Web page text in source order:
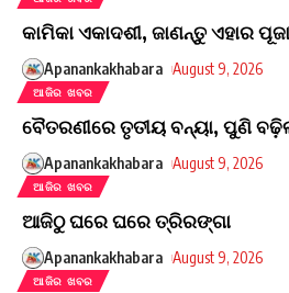
କାମିକା ଏକାଦଶୀ, ଜାଣନ୍ତୁ ଏହାର
Apanankakhabara August 9, 2026
ଆଜିର ଖବର
ବୈତରଣୀରେ ତୃତୀୟ ବନ୍ୟା, ପୁଣି
Apanankakhabara August 9, 2026
ଆଜିର ଖବର
ଆଜିଠୁ ଘରେ ଘରେ ତ୍ରିରଙ୍ଗା
Apanankakhabara August 9, 2026
ଆଜିର ଖବର